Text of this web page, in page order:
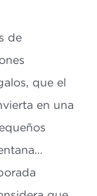
de
que el
en una